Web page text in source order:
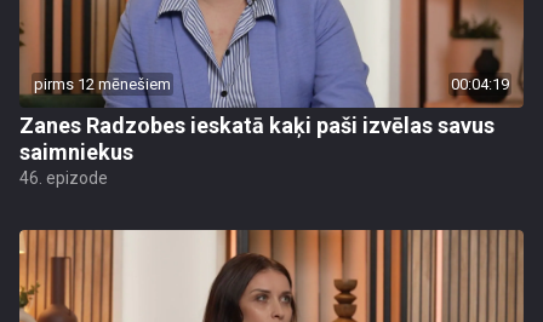
pirms 12 mēnešiem 00:04:19
Zanes Radzobes ieskatā kaķi paši izvēlas savus
saimniekus
46. epizode